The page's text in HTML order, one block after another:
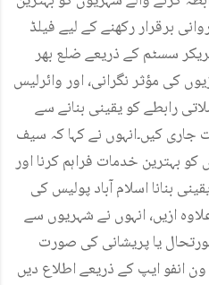
برقرار رکھنے کے لیے فیلڈ
سسٹم کے ذریعے ضلع بھر
کی مؤثر نگرانی، اور وائرلیس
رابطے کو یقینی بنانے سے
جاری کیں۔انہوں نے کہا کہ سیف
بہترین خدمات فراہم کرنا اور
بنانا اسلام آباد پولیس کی
ازیں، انہوں نے شہریوں سے
یا پریشانی کی صورت